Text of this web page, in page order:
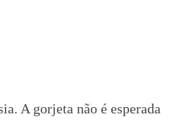
A gorjeta não é esperada